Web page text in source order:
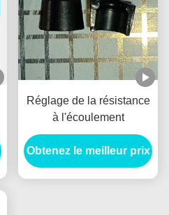
Réglage de la résistance
à l'écoulement
Obtenez le meilleur prix